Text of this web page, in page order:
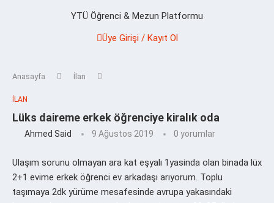
YTÜ Öğrenci & Mezun Platformu
Üye Girişi / Kayıt Ol
Anasayfa İlan
İLAN
Lüks daireme erkek öğrenciye kiralık oda
Ahmed Said 9 Ağustos 2019 0 yorumlar
Ulaşım sorunu olmayan ara kat eşyalı 1yasinda olan binada lüx
2+1 evime erkek öğrenci ev arkadaşı arıyorum. Toplu
taşımaya 2dk yürüme mesafesinde avrupa yakasındaki